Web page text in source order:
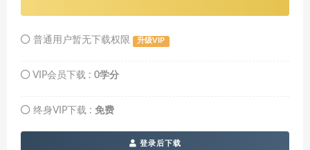
普通用户暂无下载权限 升级VIP
VIP会员下载 : 0学分
终身VIP下载 : 免费
登录后下载